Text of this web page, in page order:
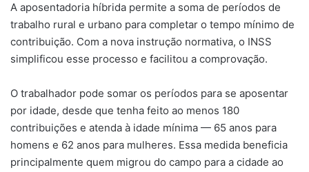
A aposentadoria híbrida permite a soma de períodos de
trabalho rural e urbano para completar o tempo mínimo de
contribuição. Com a nova instrução normativa, o INSS
simplificou esse processo e facilitou a comprovação.
O trabalhador pode somar os períodos para se aposentar
por idade, desde que tenha feito ao menos 180
contribuições e atenda à idade mínima — 65 anos para
homens e 62 anos para mulheres. Essa medida beneficia
principalmente quem migrou do campo para a cidade ao